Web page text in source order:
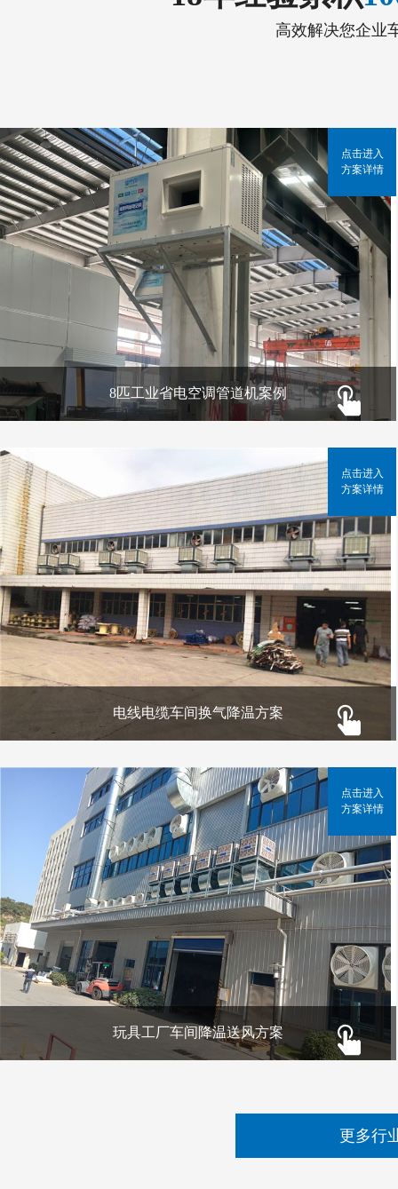
高效解决您企业
8匹工业省电空调管道机案例
点击进入
方案详情
电线电缆车间换气降温方案
点击进入
方案详情
玩具工厂车间降温送风方案
点击进入
方案详情
更多行